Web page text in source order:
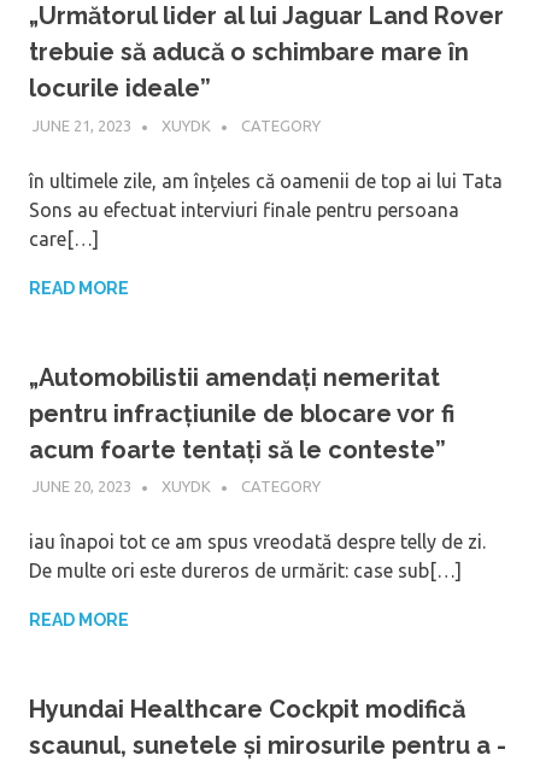
„Următorul lider al lui Jaguar Land Rover
trebuie să aducă o schimbare mare în
locurile ideale”
JUNE 21, 2023 XUYDK CATEGORY
în ultimele zile, am înțeles că oamenii de top ai lui Tata
Sons au efectuat interviuri finale pentru persoana
care[…]
READ MORE
„Automobilistii amendați nemeritat
pentru infracțiunile de blocare vor fi
acum foarte tentați să le conteste”
JUNE 20, 2023 XUYDK CATEGORY
iau înapoi tot ce am spus vreodată despre telly de zi.
De multe ori este dureros de urmărit: case sub[…]
READ MORE
Hyundai Healthcare Cockpit modifică
scaunul, sunetele și mirosurile pentru a -